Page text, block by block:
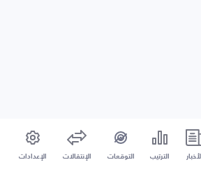
الأخبار الترتيب التوقعات الإنتقالات الإعدادات